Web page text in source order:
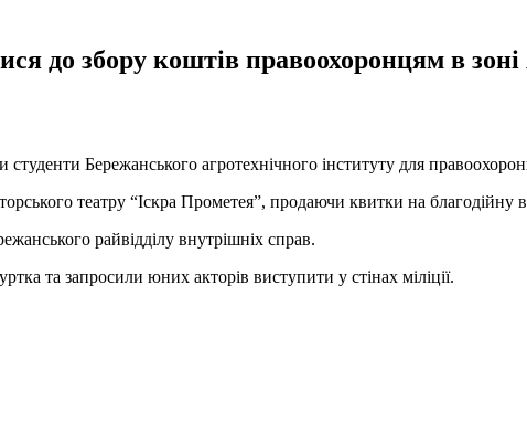
до збору коштів правоохоронцям в
студенти Бережанського агротехнічного інституту для
театру “Іскра Прометея”, продаючи квитки на благодійну
райвідділу внутрішніх справ.
та запросили юних акторів виступити у стінах міліції.